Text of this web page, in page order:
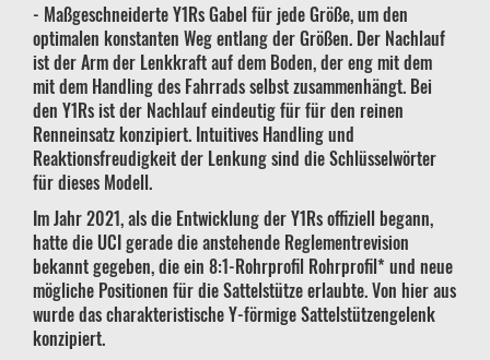
- Maßgeschneiderte Y1Rs Gabel für jede Größe, um den
optimalen konstanten Weg entlang der Größen. Der Nachlauf
ist der Arm der Lenkkraft auf dem Boden, der eng mit dem
mit dem Handling des Fahrrads selbst zusammenhängt. Bei
den Y1Rs ist der Nachlauf eindeutig für für den reinen
Renneinsatz konzipiert. Intuitives Handling und
Reaktionsfreudigkeit der Lenkung sind die Schlüsselwörter
für dieses Modell.
Im Jahr 2021, als die Entwicklung der Y1Rs offiziell begann,
hatte die UCI gerade die anstehende Reglementrevision
bekannt gegeben, die ein 8:1-Rohrprofil Rohrprofil* und neue
mögliche Positionen für die Sattelstütze erlaubte. Von hier aus
wurde das charakteristische Y-förmige Sattelstützengelenk
konzipiert.